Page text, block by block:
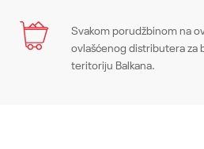
Karakteristika
Kategorija
Patike
Ime/Nadimak
Svakom porudžbinom na
ovlašćenog distributera za
teritoriju Balkana.